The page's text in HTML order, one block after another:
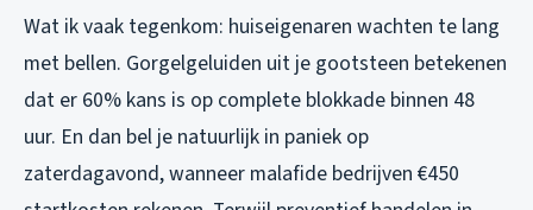
Wat ik vaak tegenkom: huiseigenaren wachten te lang
met bellen. Gorgelgeluiden uit je gootsteen betekenen
dat er 60% kans is op complete blokkade binnen 48
uur. En dan bel je natuurlijk in paniek op
zaterdagavond, wanneer malafide bedrijven €450